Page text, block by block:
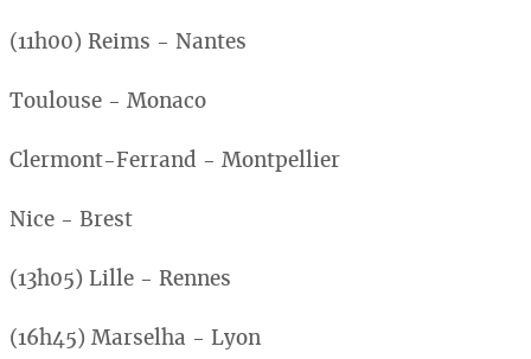
(11h00) Reims - Nantes
Toulouse - Monaco
Clermont-Ferrand - Montpellier
Nice - Brest
(13h05) Lille - Rennes
(16h45) Marselha - Lyon